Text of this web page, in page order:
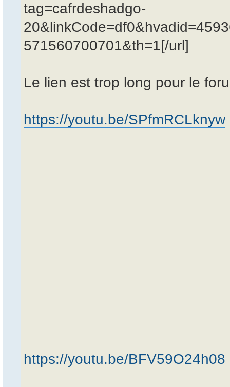
tag=cafrdeshadgo-
571560700701&th=1[/url]
Le lien est trop long pour le
https://youtu.be/SPfmRCLknyw
https://youtu.be/BFV59O24h08